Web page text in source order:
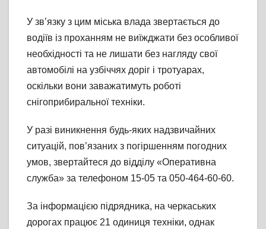
У зв’язку з цим міська влада звертається до
водіїв із проханням не виїжджати без особливої
необхідності та не лишати без нагляду свої
автомобілі на узбіччях доріг і тротуарах,
оскільки вони заважатимуть роботі
снігоприбиральної техніки.
У разі виникнення будь-яких надзвичайних
ситуацій, пов’язаних з погіршенням погодних
умов, звертайтеся до відділу «Оперативна
служба» за телефоном 15-05 та 050-464-60-60.
За інформацією підрядника, на черкаських
дорогах працює 21 одиниця техніки, однак